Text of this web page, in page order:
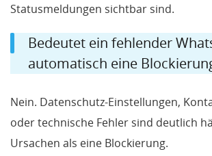
Statusmeldungen sichtbar sind.
Bedeutet ein fehlender
automatisch eine
Nein. Datenschutz-Einstellungen,
oder technische Fehler sind deutlich
Ursachen als eine Blockierung.